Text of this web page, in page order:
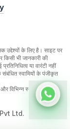
उद्देश्यों के लिए है। साइट पर
किसी भी जानकारी की
या वारंटी नहीं
संबंधित स्वामियों के पंजीकृत
विभिन्न स्थानों पर भिन्न हो
Ltd.